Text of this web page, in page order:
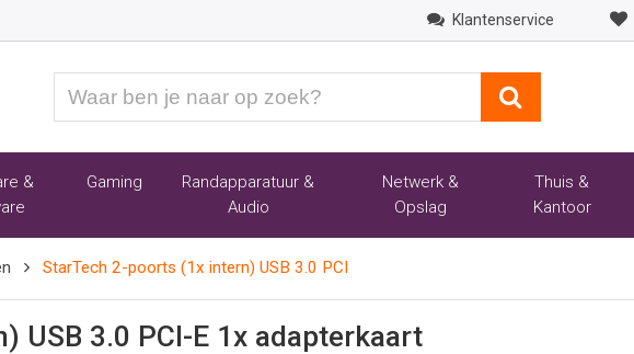
Klantenservice
ben
naar
&
Gaming
Randapparatuur &
Audio
Netwerk &
Opslag
Thuis &
Kantoor
StarTech 2-poorts (1x intern) USB 3.0 PCI
USB 3.0 PCI-E 1x adapterkaart